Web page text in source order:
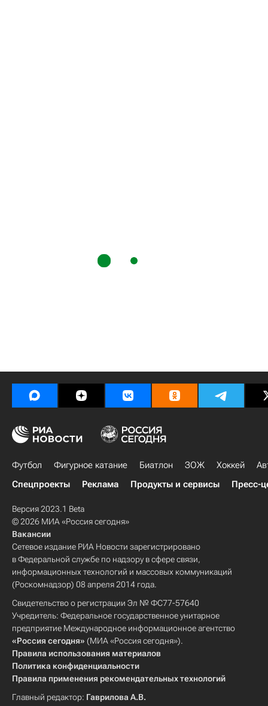
Футбол Фигурное катание Биатлон ЗОЖ Хоккей
Спецпроекты
Реклама Продукты и сервисы Пресс-
Версия 2023.1 Beta
© 2026 МИА «Россия сегодня»
Вакансии
Сетевое издание РИА Новости зарегистрировано
в Федеральной службе по надзору в сфере связи,
информационных технологий и массовых коммуникаций
(Роскомнадзор) 08 апреля 2014 года.
Свидетельство о регистрации Эл № ФС77-57640
Учредитель: Федеральное государственное унитарное
предприятие Международное информационное агентство
«Россия сегодня» (МИА «Россия сегодня»).
Правила использования материалов
Политика конфиденциальности
Правила применения рекомендательных технологий
Главный редактор: Гаврилова А.В.